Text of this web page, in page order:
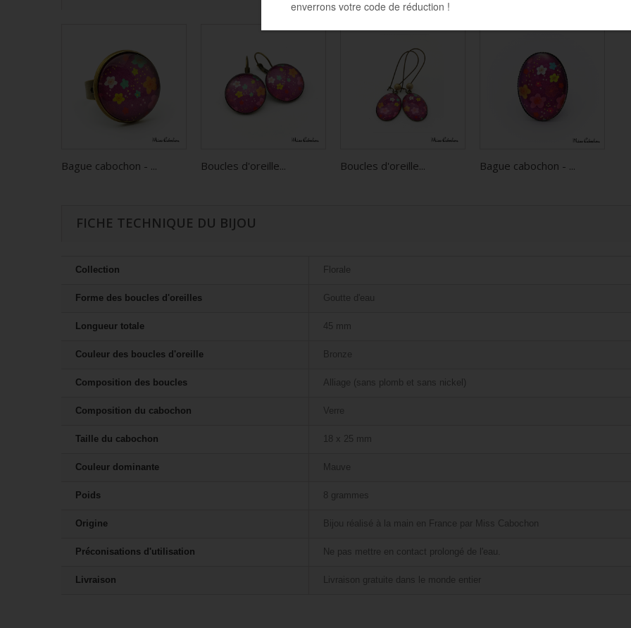
Bague cabochon - ... Boucles d'oreille... Boucles d'oreille... Bague cabochon - ...
FICHE TECHNIQUE DU BIJOU
Collection Florale
Forme des boucles d'oreilles Goutte d'eau
Longueur totale 45 mm
Couleur des boucles d'oreille Bronze
Composition des boucles Alliage (sans plomb et sans nickel)
Composition du cabochon Verre
Taille du cabochon 18 x 25 mm
Couleur dominante Mauve
Poids 8 grammes
Origine Bijou réalisé à la main en France par Miss Cabochon
Préconisations d'utilisation Ne pas mettre en contact prolongé de l'eau.
Livraison Livraison gratuite dans le monde entier